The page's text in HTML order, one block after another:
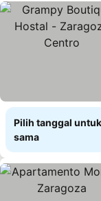
Pilih tanggal
sama